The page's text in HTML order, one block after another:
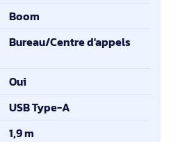
Boom
Bureau/Centre d'appels
Oui
USB Type-A
1,9 m